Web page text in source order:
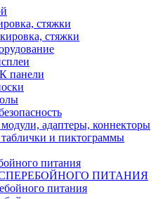
стяжки
стяжки
панели
адаптеры, коннекторы
и пиктограммы
питания
ПИТАНИЯ
питания